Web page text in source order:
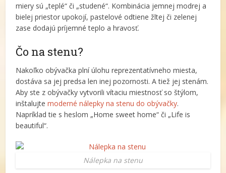
miery sú „teplé“ či „studené“. Kombinácia jemnej modrej a
bielej priestor upokojí, pastelové odtiene žltej či zelenej
zase dodajú príjemné teplo a hravosť.
Čo na stenu?
Nakoľko obývačka plní úlohu reprezentatívneho miesta,
dostáva sa jej predsa len inej pozornosti. A tiež jej stenám.
Aby ste z obývačky vytvorili vítaciu miestnosť so štýlom,
inštalujtemoderné nálepky na stenu do obývačky.
Napríklad tie s heslom „Home sweet home“ či „Life is
beautiful“.
Nálepka na stenu